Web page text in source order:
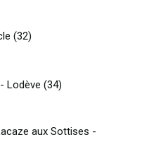
(32)
Lodève (34)
aux Sottises -